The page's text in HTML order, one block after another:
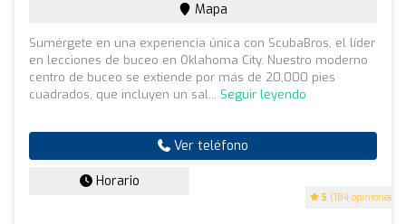
5 (184 opiniones)
Mapa
Sumérgete en una experiencia única con ScubaBros, el líder
en lecciones de buceo en Oklahoma City. Nuestro moderno
centro de buceo se extiende por más de 20,000 pies
cuadrados, que incluyen un sal... Seguir leyendo
Ver teléfono
Horario